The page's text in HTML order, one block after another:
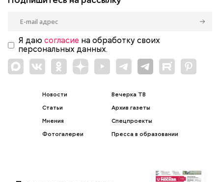
Я даю согласие на обработку своих
персональных данных.
Новости
Статьи
Мнения
Фотогалереи
Вечерка ТВ
Архив газеты
Спецпроекты
Пресса в образовании